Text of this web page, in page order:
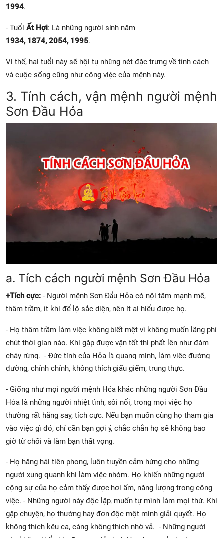
1994.
- Tuổi Ất Hợi: Là những người sinh năm
1934, 1874, 2054, 1995.
Vì thế, hai tuổi này sẽ hội tụ những nét đặc trưng về tính cách
và cuộc sống cũng như công việc của mệnh này.
3. Tính cách, vận mệnh người mệnh
Sơn Đầu Hỏa
a. Tích cách người mệnh Sơn Đầu Hỏa
+Tích cực: - Người mệnh Sơn Đẩu Hỏa có nội tâm mạnh mẽ,
thâm trầm, ít khi để lộ sắc diện, nên ít ai hiểu được họ.
- Họ thâm trầm làm việc không biết mệt vì không muốn lãng phí
chút thời gian nào. Khi gặp được vận tốt thì phất lên như đám
cháy rừng. - Đức tính của Hỏa là quang minh, làm việc đường
đường, chính chính, không thích giấu giếm, trung thực.
- Giống như mọi người mệnh Hỏa khác những người Sơn Đầu
Hỏa là những người nhiệt tình, sôi nổi, trong mọi việc họ
thường rất hăng say, tích cực. Nếu bạn muốn cùng họ tham gia
vào việc gì đó, chỉ cần bạn gợi ý, chắc chắn họ sẽ không bao
giờ từ chối và làm bạn thất vọng.
- Họ hăng hái tiên phong, luôn truyền cảm hứng cho những
người xung quanh khi làm việc nhóm. Họ khiến những người
cộng sự của họ cảm thấy được hơi ấm, năng lượng trong công
việc. - Những người này độc lập, muốn tự mình làm mọi thứ. Khi
gặp chuyện, họ thường hay đơn độc một mình giải quyết. Họ
không thích kêu ca, càng không thích nhờ vả. - Những người